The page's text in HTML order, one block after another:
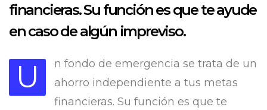
financieras. Su función es que te ayude
en caso de algún impreviso.
U
n fondo de emergencia se trata de un
ahorro independiente a tus metas
financieras. Su función es que te